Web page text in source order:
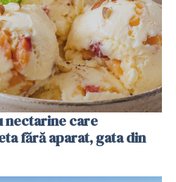
nectarine care
fără aparat, gata din